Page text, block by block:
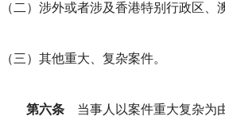
（二）涉外或者涉及香港特别行政区、
（三）其他重大、复杂案件。
第六条 当事人以案件重大复杂为